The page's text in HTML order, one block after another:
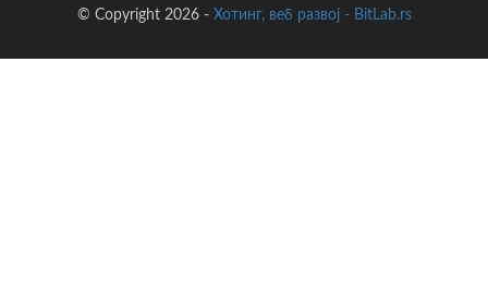
© Copyright 2026 - Хотинг, веб развој - BitLab.rs